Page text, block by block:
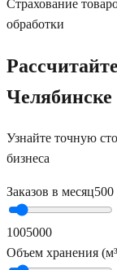
Страхование
обработки
Челябинске
Узнайте точную
бизнеса
Заказов в месяц500
1005000
Объем хранения